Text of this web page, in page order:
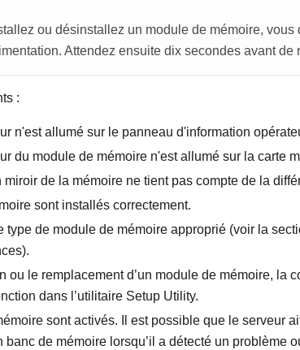
ou désinstallez un module de mémoire, vous
Attendez ensuite dix secondes avant de
:
n'est allumé sur le panneau d'information
du module de mémoire n'est allumé sur la carte
miroir de la mémoire ne tient pas compte de la
sont installés correctement.
type de module de mémoire approprié (voir la
ou le remplacement d’un module de mémoire, la
dans l’utilitaire Setup Utility.
sont activés. Il est possible que le serveur
banc de mémoire lorsqu’il a détecté un problème